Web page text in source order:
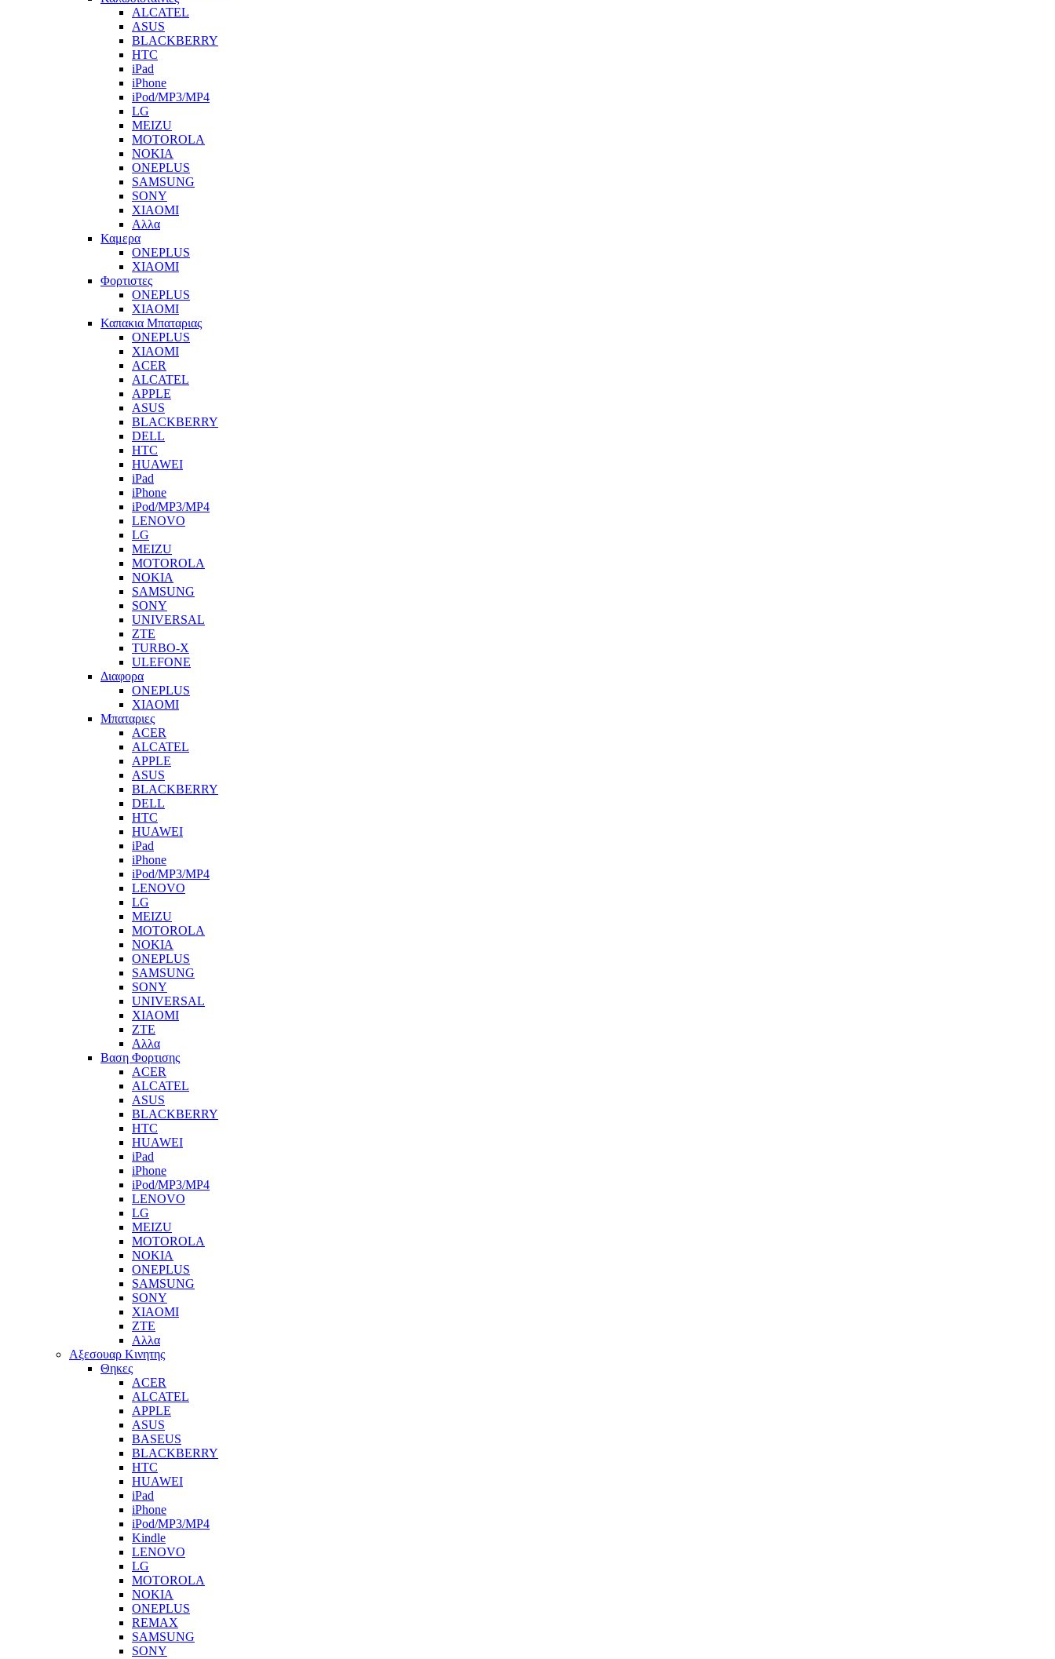
ALCATEL
ASUS
BLACKBERRY
HTC
iPad
iPhone
iPod/MP3/MP4
LG
MEIZU
MOTOROLA
NOKIA
ONEPLUS
SAMSUNG
SONY
XIAOMI
Αλλα
Καμερα
ONEPLUS
XIAOMI
Φορτιστες
ONEPLUS
XIAOMI
Καπακια Μπαταριας
ONEPLUS
XIAOMI
ACER
ALCATEL
APPLE
ASUS
BLACKBERRY
DELL
HTC
HUAWEI
iPad
iPhone
iPod/MP3/MP4
LENOVO
LG
MEIZU
MOTOROLA
NOKIA
SAMSUNG
SONY
UNIVERSAL
ZTE
TURBO-X
ULEFONE
Διαφορα
ONEPLUS
XIAOMI
Μπαταριες
ACER
ALCATEL
APPLE
ASUS
BLACKBERRY
DELL
HTC
HUAWEI
iPad
iPhone
iPod/MP3/MP4
LENOVO
LG
MEIZU
MOTOROLA
NOKIA
ONEPLUS
SAMSUNG
SONY
UNIVERSAL
XIAOMI
ZTE
Αλλα
Βαση Φορτισης
ACER
ALCATEL
ASUS
BLACKBERRY
HTC
HUAWEI
iPad
iPhone
iPod/MP3/MP4
LENOVO
LG
MEIZU
MOTOROLA
NOKIA
ONEPLUS
SAMSUNG
SONY
XIAOMI
ZTE
Αλλα
Αξεσουαρ Κινητης
Θηκες
ACER
ALCATEL
APPLE
ASUS
BASEUS
BLACKBERRY
HTC
HUAWEI
iPad
iPhone
iPod/MP3/MP4
Kindle
LENOVO
LG
MOTOROLA
NOKIA
ONEPLUS
REMAX
SAMSUNG
SONY